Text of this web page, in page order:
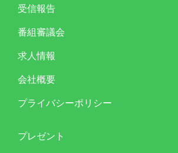
受信報告
番組審議会
求人情報
会社概要
プライバシーポリシー
プレゼント